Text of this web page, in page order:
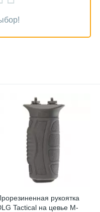
рукоятка
Tactical на цевье M-